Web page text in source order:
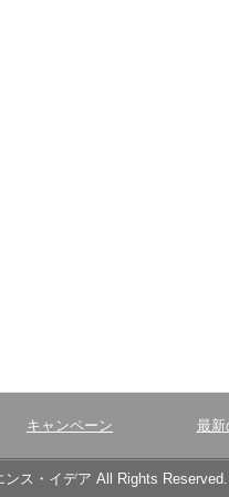
キャンペーン 最新
ス・イデア All Rights Reserved.